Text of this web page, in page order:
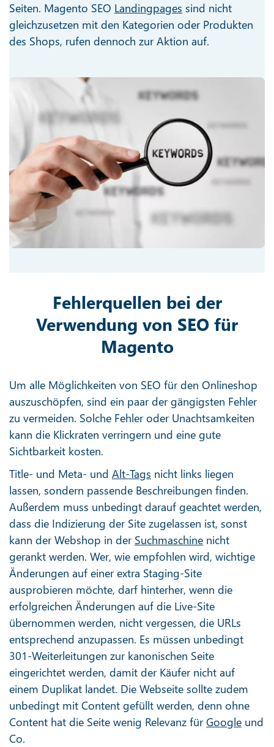
Seiten. Magento SEO Landingpages sind nicht
gleichzusetzen mit den Kategorien oder Produkten
des Shops, rufen dennoch zur Aktion auf.
Fehlerquellen bei der
Verwendung von SEO für
Magento
Um alle Möglichkeiten von SEO für den Onlineshop
auszuschöpfen, sind ein paar der gängigsten Fehler
zu vermeiden. Solche Fehler oder Unachtsamkeiten
kann die Klickraten verringern und eine gute
Sichtbarkeit kosten.
Title- und Meta- und Alt-Tags nicht links liegen
lassen, sondern passende Beschreibungen finden.
Außerdem muss unbedingt darauf geachtet werden,
dass die Indizierung der Site zugelassen ist, sonst
kann der Webshop in der Suchmaschine nicht
gerankt werden. Wer, wie empfohlen wird, wichtige
Änderungen auf einer extra Staging-Site
ausprobieren möchte, darf hinterher, wenn die
erfolgreichen Änderungen auf die Live-Site
übernommen werden, nicht vergessen, die URLs
entsprechend anzupassen. Es müssen unbedingt
301-Weiterleitungen zur kanonischen Seite
eingerichtet werden, damit der Käufer nicht auf
einem Duplikat landet. Die Webseite sollte zudem
unbedingt mit Content gefüllt werden, denn ohne
Content hat die Seite wenig Relevanz fürGoogle und
Co.